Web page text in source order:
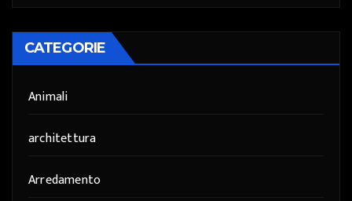
CATEGORIE
Animali
architettura
Arredamento